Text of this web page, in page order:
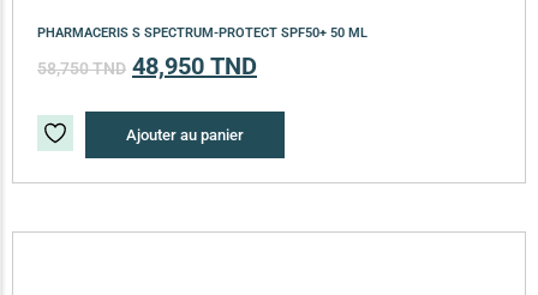
PHARMACERIS S SPECTRUM-PROTECT SPF50+ 50 ML
58,750TND 48,950 TND
Ajouter au panier